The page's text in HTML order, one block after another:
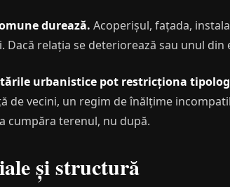
durează. Acoperișul, fațada,
Dacă relația se deteriorează sau unul din
urbanistice pot restricționa
de vecini, un regim de înălțime
cumpăra terenul, nu după.
și structură